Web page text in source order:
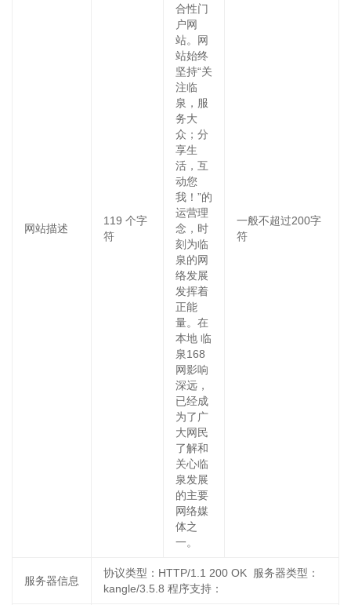
网站描述
119 个字
符
合性门
户网
站。网
站始终
坚持“关
注临
泉，服
务大
众；分
享生
活，互
动您
我！”的
运营理
念，时
刻为临
泉的网
络发展
发挥着
正能
量。在
本地 临
泉168
网影响
深远，
已经成
为了广
大网民
了解和
关心临
泉发展
的主要
网络媒
体之
一。
一般不超过200字
符
服务器信息
协议类型：HTTP/1.1 200 OK 服务器类型：
kangle/3.5.8 程序支持：